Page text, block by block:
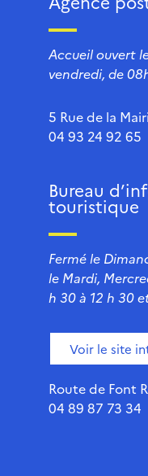
Accueil ouvert
vendredi, de
5 Rue de la
04 93 24 92 65
Bureau
touristique
Fermé le
le Mardi,
h 30 à 12 h 30
Voir le site
Route de Font
04 89 87 73 34